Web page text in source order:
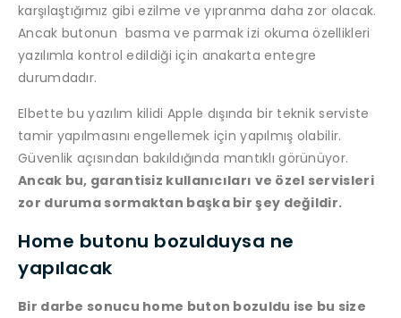
karşılaştığımız gibi ezilme ve yıpranma daha zor olacak.
Ancak butonun basma ve parmak izi okuma özellikleri
yazılımla kontrol edildiği için anakarta entegre
durumdadır.
Elbette bu yazılım kilidi Apple dışında bir teknik serviste
tamir yapılmasını engellemek için yapılmış olabilir.
Güvenlik açısından bakıldığında mantıklı görünüyor.
Ancak bu, garantisiz kullanıcıları ve özel servisleri
zor duruma sormaktan başka bir şey değildir.
Home butonu bozulduysa ne
yapılacak
Bir darbe sonucu home buton bozuldu ise bu size